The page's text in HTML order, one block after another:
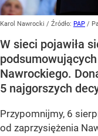
Karol Nawrocki / Źródło: PAP /
W sieci pojawiła
Nawrockiego.
5 najgorszych
Przypomnijmy, 6
od zaprzysiężenia